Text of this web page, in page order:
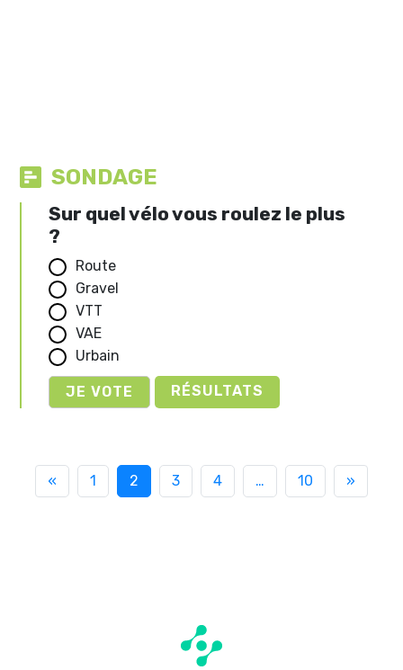
SONDAGE
Sur quel vélo vous roulez le plus
?
Route
Gravel
VTT
VAE
Urbain
RÉSULTATS
« 1 2 3 4 … 10 »